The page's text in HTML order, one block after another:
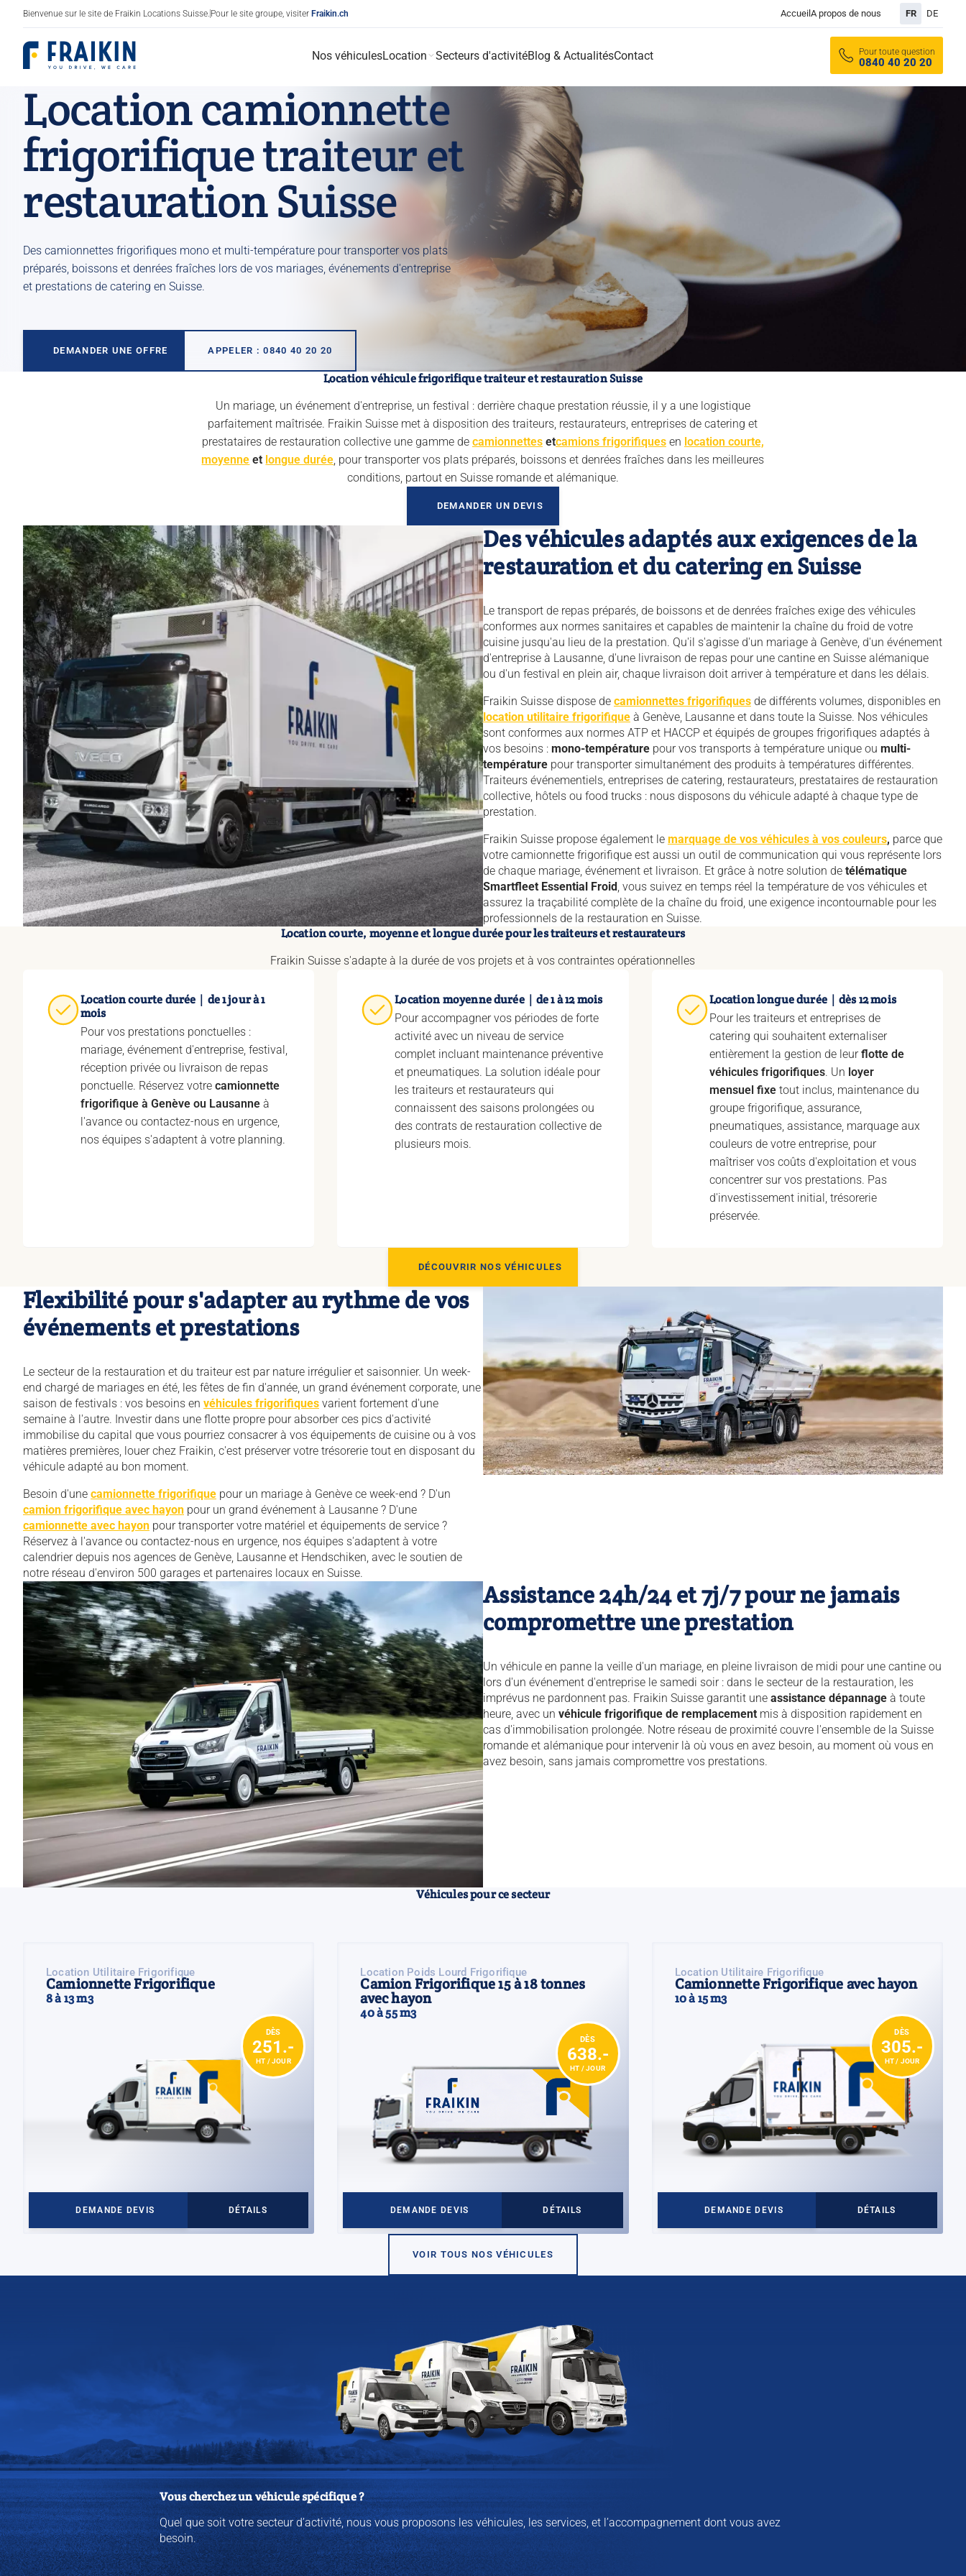
Bienvenue sur le site de Fraikin Locations Suisse. Pour le site groupe, visiter Fraikin.ch Accueil A propos de nous FR DE
Fraikin Nos véhiculesLocation Secteurs d'activitéBlog & ActualitésContact Pour toute question
0840 40 20 20
Camions utilitaires / Fourgon
Frigorifique
Voir tous les véhicules
Location courte et moyenne durée
Location camionnette
frigorifique traiteur et
restauration Suisse
Des camionnettes frigorifiques mono et multi-température pour transporter vos plats
préparés, boissons et denrées fraîches lors de vos mariages, événements d'entreprise
et prestations de catering en Suisse.
DEMANDER UNE OFFRE APPELER : 0840 40 20 20
Location véhicule frigorifique traiteur et restauration Suisse
Un mariage, un événement d'entreprise, un festival : derrière chaque prestation réussie, il y a une logistique
parfaitement maîtrisée. Fraikin Suisse met à disposition des traiteurs, restaurateurs, entreprises de catering et
prestataires de restauration collective une gamme de camionnettesetcamions frigorifiquesen location courte,
moyenne et longue durée, pour transporter vos plats préparés, boissons et denrées fraîches dans les meilleures
conditions, partout en Suisse romande et alémanique.
DEMANDER UN DEVIS
Des véhicules adaptés aux exigences de la
restauration et du catering en Suisse
Le transport de repas préparés, de boissons et de denrées fraîches exige des véhicules
conformes aux normes sanitaires et capables de maintenir la chaîne du froid de votre
cuisine jusqu'au lieu de la prestation. Qu'il s'agisse d'un mariage à Genève, d'un événement
d'entreprise à Lausanne, d'une livraison de repas pour une cantine en Suisse alémanique
ou d'un festival en plein air, chaque livraison doit arriver à température et dans les délais.
Fraikin Suisse dispose de camionnettes frigorifiquesde différents volumes, disponibles en
location utilitaire frigorifiqueà Genève, Lausanne et dans toute la Suisse. Nos véhicules
sont conformes aux normes ATP et HACCP et équipés de groupes frigorifiques adaptés à
vos besoins : mono-températurepour vos transports à température unique ou multi-
températurepour transporter simultanément des produits à températures différentes.
Traiteurs événementiels, entreprises de catering, restaurateurs, prestataires de restauration
collective, hôtels ou food trucks : nous disposons du véhicule adapté à chaque type de
prestation.
Fraikin Suisse propose également le marquage de vos véhicules à vos couleurs, parce que
votre camionnette frigorifique est aussi un outil de communication qui vous représente lors
de chaque mariage, événement et livraison. Et grâce à notre solution de télématique
Smartfleet Essential Froid, vous suivez en temps réel la température de vos véhicules et
assurez la traçabilité complète de la chaîne du froid, une exigence incontournable pour les
professionnels de la restauration en Suisse.
Location courte, moyenne et longue durée pour les traiteurs et restaurateurs
Fraikin Suisse s'adapte à la durée de vos projets et à vos contraintes opérationnelles
Location courte durée｜de 1 jour à 1
mois
Pour vos prestations ponctuelles :
mariage, événement d'entreprise, festival,
réception privée ou livraison de repas
ponctuelle. Réservez votre camionnette
frigorifique à Genève ou Lausanne à
l'avance ou contactez-nous en urgence,
nos équipes s'adaptent à votre planning.
Location moyenne durée｜de 1 à 12 mois
Pour accompagner vos périodes de forte
activité avec un niveau de service
complet incluant maintenance préventive
et pneumatiques. La solution idéale pour
les traiteurs et restaurateurs qui
connaissent des saisons prolongées ou
des contrats de restauration collective de
plusieurs mois.
Location longue durée｜dès 12 mois
Pour les traiteurs et entreprises de
catering qui souhaitent externaliser
entièrement la gestion de leurflotte de
véhicules frigorifiques. Un loyer
mensuel fixetout inclus, maintenance du
groupe frigorifique, assurance,
pneumatiques, assistance, marquage aux
couleurs de votre entreprise, pour
maîtriser vos coûts d'exploitation et vous
concentrer sur vos prestations. Pas
d'investissement initial, trésorerie
préservée.
DÉCOUVRIR NOS VÉHICULES
Flexibilité pour s'adapter au rythme de vos
événements et prestations
Le secteur de la restauration et du traiteur est par nature irrégulier et saisonnier. Un week-
end chargé de mariages en été, les fêtes de fin d'année, un grand événement corporate, une
saison de festivals : vos besoins en véhicules frigorifiques varient fortement d'une
semaine à l'autre. Investir dans une flotte propre pour absorber ces pics d'activité
immobilise du capital que vous pourriez consacrer à vos équipements de cuisine ou à vos
matières premières, louer chez Fraikin, c'est préserver votre trésorerie tout en disposant du
véhicule adapté au bon moment.
Besoin d'une camionnette frigorifique pour un mariage à Genève ce week-end ? D'un
camion frigorifique avec hayon pour un grand événement à Lausanne ? D'une
camionnette avec hayon pour transporter votre matériel et équipements de service ?
Réservez à l'avance ou contactez-nous en urgence, nos équipes s'adaptent à votre
calendrier depuis nos agences de Genève, Lausanne et Hendschiken, avec le soutien de
notre réseau d'environ 500 garages et partenaires locaux en Suisse.
Assistance 24h/24 et 7j/7 pour ne jamais
compromettre une prestation
Un véhicule en panne la veille d'un mariage, en pleine livraison de midi pour une cantine ou
lors d'un événement d'entreprise le samedi soir : dans le secteur de la restauration, les
imprévus ne pardonnent pas. Fraikin Suisse garantit une assistance dépannageà toute
heure, avec un véhicule frigorifique de remplacementmis à disposition rapidement en
cas d'immobilisation prolongée. Notre réseau de proximité couvre l'ensemble de la Suisse
romande et alémanique pour intervenir là où vous en avez besoin, au moment où vous en
avez besoin, sans jamais compromettre vos prestations.
Véhicules pour ce secteur
DÈS
251.-
HT / JOUR
Camionnette Frigorifique
8 à 13 m3
Location Utilitaire Frigorifique
DEMANDE DEVIS DÉTAILS
DÈS
638.-
HT / JOUR
Camion Frigorifique 15 à 18 tonnes
avec hayon
40 à 55 m3
Location Poids Lourd Frigorifique
DEMANDE DEVIS DÉTAILS
DÈS
305.-
HT / JOUR
Camionnette Frigorifique avec hayon
10 à 15 m3
Location Utilitaire Frigorifique
DEMANDE DEVIS DÉTAILS
VOIR TOUS NOS VÉHICULES
Vous cherchez un véhicule spécifique ?
Quel que soit votre secteur d’activité, nous vous proposons les véhicules, les services, et l’accompagnement dont vous avez
besoin.